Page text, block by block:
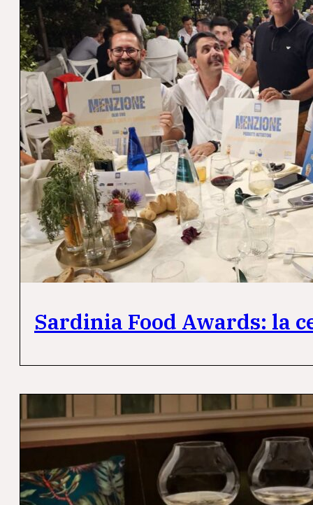
Sardinia Food Awards: la